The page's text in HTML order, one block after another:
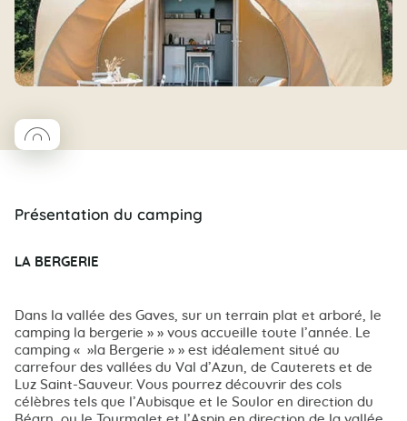
◯Coco rond
Présentation du camping
LA BERGERIE
Dans la vallée des Gaves, sur un terrain plat et arboré, le
camping la bergerie » » vous accueille toute l’année. Le
camping « »la Bergerie » » est idéalement situé au
carrefour des vallées du Val d’Azun, de Cauterets et de
Luz Saint-Sauveur. Vous pourrez découvrir des cols
célèbres tels que l’Aubisque et le Soulor en direction du